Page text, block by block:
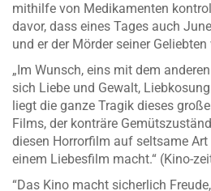
mithilfe von Medikamenten
davor, dass eines Tages auch
und er der Mörder seiner
„Im Wunsch, eins mit dem
sich Liebe und Gewalt,
liegt die ganze Tragik dieses
Films, der konträre
diesen Horrorfilm auf seltsame Art
einem Liebesfilm macht.“ (Kino-
“Das Kino macht sicherlich